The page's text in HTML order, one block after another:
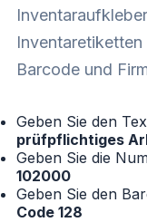
Barcode und
Geben Sie den
prüfpflichtiges
Geben Sie die
102000
Geben Sie den
Code 128